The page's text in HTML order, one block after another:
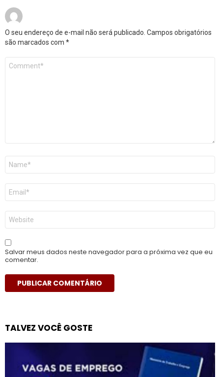
O seu endereço de e-mail não será publicado. Campos obrigatórios
são marcados com *
Comentário
Nome
E-
mail
*
Site
Salvar meus dados neste navegador para a próxima vez que eu
comentar.
TALVEZ VOCÊ GOSTE